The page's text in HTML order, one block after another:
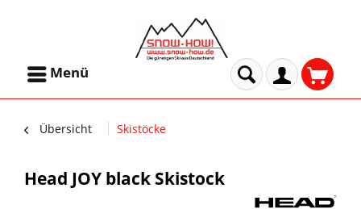
Menü
Übersicht Skistöcke
Head JOY black Skistock